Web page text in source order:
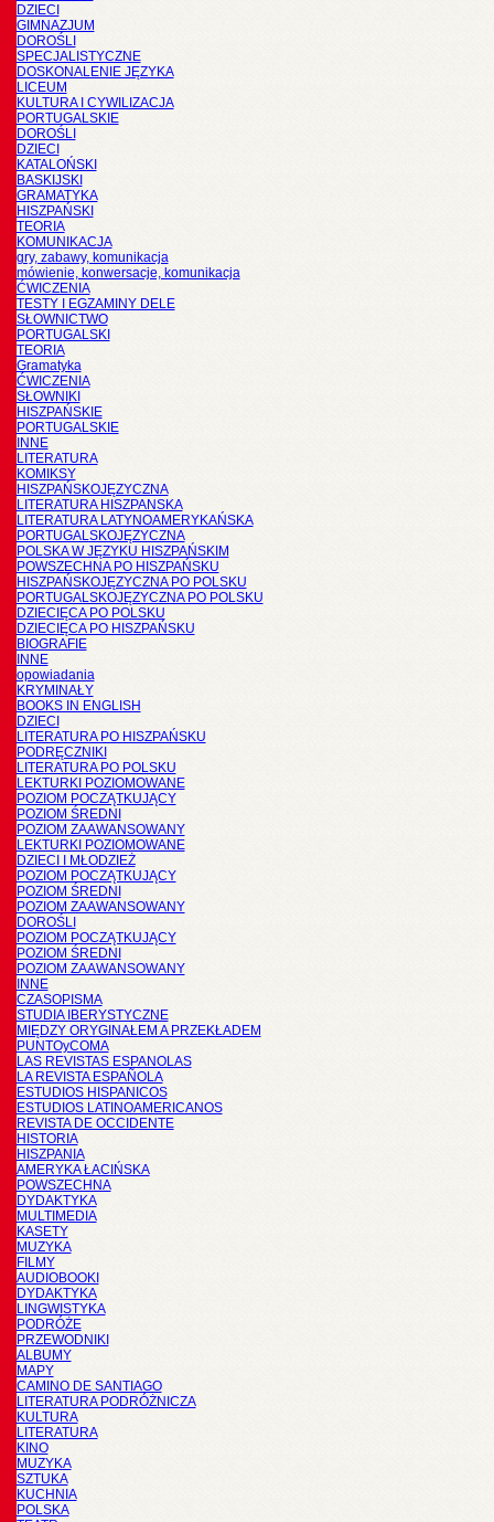
DZIECI
GIMNAZJUM
DOROŚLI
SPECJALISTYCZNE
DOSKONALENIE JĘZYKA
LICEUM
KULTURA I CYWILIZACJA
PORTUGALSKIE
DOROŚLI
DZIECI
KATALOŃSKI
BASKIJSKI
GRAMATYKA
HISZPAŃSKI
TEORIA
KOMUNIKACJA
gry, zabawy, komunikacja
mówienie, konwersacje, komunikacja
ĆWICZENIA
TESTY I EGZAMINY DELE
SŁOWNICTWO
PORTUGALSKI
TEORIA
Gramatyka
ĆWICZENIA
SŁOWNIKI
HISZPAŃSKIE
PORTUGALSKIE
INNE
LITERATURA
KOMIKSY
HISZPAŃSKOJĘZYCZNA
LITERATURA HISZPANSKA
LITERATURA LATYNOAMERYKAŃSKA
PORTUGALSKOJĘZYCZNA
POLSKA W JĘZYKU HISZPAŃSKIM
POWSZECHNA PO HISZPAŃSKU
HISZPAŃSKOJĘZYCZNA PO POLSKU
PORTUGALSKOJĘZYCZNA PO POLSKU
DZIECIĘCA PO POLSKU
DZIECIĘCA PO HISZPAŃSKU
BIOGRAFIE
INNE
opowiadania
KRYMINAŁY
BOOKS IN ENGLISH
DZIECI
LITERATURA PO HISZPAŃSKU
PODRĘCZNIKI
LITERATURA PO POLSKU
LEKTURKI POZIOMOWANE
POZIOM POCZĄTKUJĄCY
POZIOM ŚREDNI
POZIOM ZAAWANSOWANY
LEKTURKI POZIOMOWANE
DZIECI I MŁODZIEŻ
POZIOM POCZĄTKUJĄCY
POZIOM ŚREDNI
POZIOM ZAAWANSOWANY
DOROŚLI
POZIOM POCZĄTKUJĄCY
POZIOM ŚREDNI
POZIOM ZAAWANSOWANY
INNE
CZASOPISMA
STUDIA IBERYSTYCZNE
MIĘDZY ORYGINAŁEM A PRZEKŁADEM
PUNTOyCOMA
LAS REVISTAS ESPANOLAS
LA REVISTA ESPAÑOLA
ESTUDIOS HISPANICOS
ESTUDIOS LATINOAMERICANOS
REVISTA DE OCCIDENTE
HISTORIA
HISZPANIA
AMERYKA ŁACIŃSKA
POWSZECHNA
DYDAKTYKA
MULTIMEDIA
KASETY
MUZYKA
FILMY
AUDIOBOOKI
DYDAKTYKA
LINGWISTYKA
PODRÓŻE
PRZEWODNIKI
ALBUMY
MAPY
CAMINO DE SANTIAGO
LITERATURA PODRÓŻNICZA
KULTURA
LITERATURA
KINO
MUZYKA
SZTUKA
KUCHNIA
POLSKA